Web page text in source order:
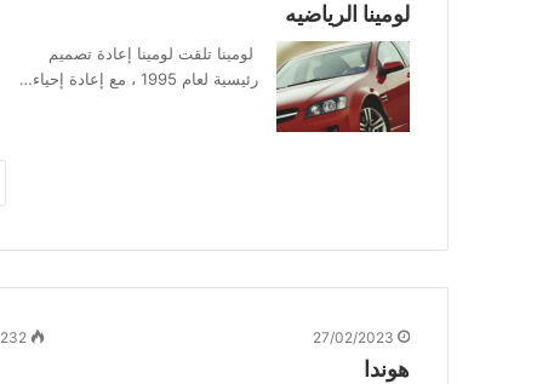
لومينا الرياضيه
لومينا تلقت لومينا إعادة تصميم
رئيسية لعام 1995 ، مع إعادة إحياء…
27/02/2023
232
هوندا